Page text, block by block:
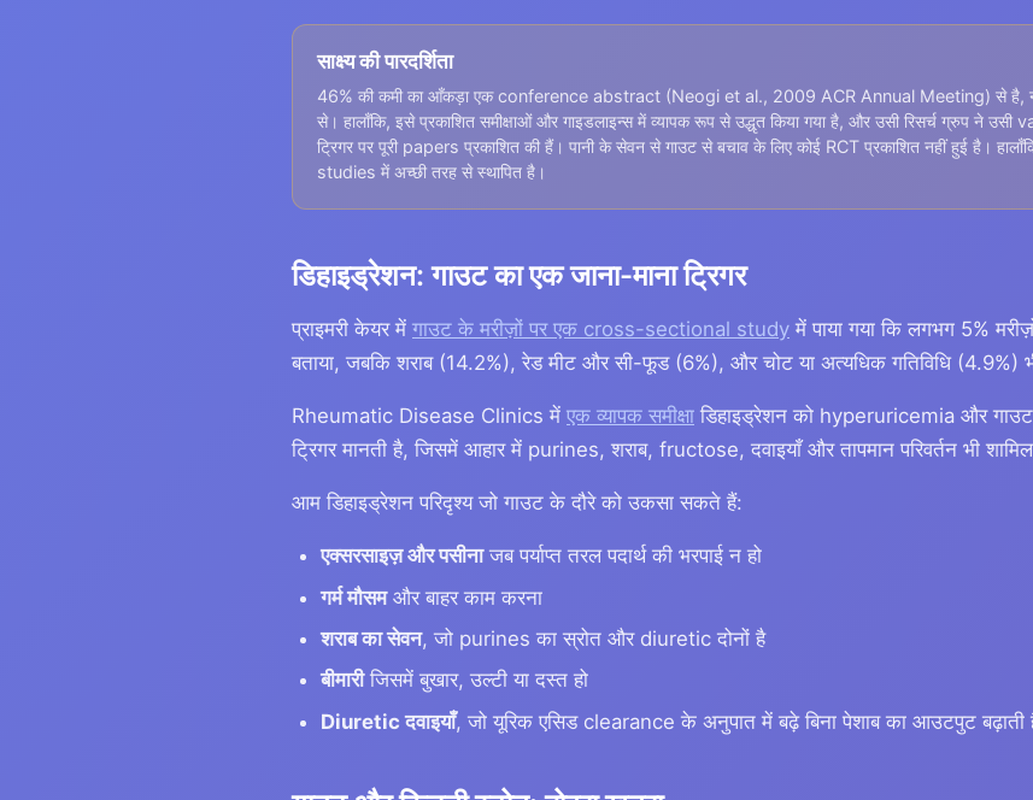
साक्ष्य की पारदर्शिता
46% की कमी का आँकड़ा एक conference abstract (Neogi et al., 2009 ACR Annual Meeting) से है,
से। हालाँकि, इसे प्रकाशित समीक्षाओं और गाइडलाइन्स में व्यापक रूप से उद्धृत किया गया है, और उसी रिसर्च ग्रुप ने
ट्रिगर पर पूरी papers प्रकाशित की हैं। पानी के सेवन से गाउट से बचाव के लिए कोई RCT प्रकाशित नहीं हुई है।
studies में अच्छी तरह से स्थापित है।
डिहाइड्रेशन: गाउट का एक जाना-माना ट्रिगर
प्राइमरी केयर में गाउट के मरीज़ों पर एक cross-sectional study में पाया गया कि लगभग 5%
बताया, जबकि शराब (14.2%), रेड मीट और सी-फूड (6%), और चोट या अत्यधिक गतिविधि (4.9%)
Rheumatic Disease Clinics में एक व्यापक समीक्षा डिहाइड्रेशन को hyperuricemia और गाउट
ट्रिगर मानती है, जिसमें आहार में purines, शराब, fructose, दवाइयाँ और तापमान परिवर्तन भी
आम डिहाइड्रेशन परिदृश्य जो गाउट के दौरे को उकसा सकते हैं:
एक्सरसाइज़ और पसीनाजब पर्याप्त तरल पदार्थ की भरपाई न हो
गर्म मौसमऔर बाहर काम करना
शराब का सेवन, जो purines का स्रोत और diuretic दोनों है
बीमारीजिसमें बुखार, उल्टी या दस्त हो
Diuretic दवाइयाँ, जो यूरिक एसिड clearance के अनुपात में बढ़े बिना पेशाब का आउटपुट बढ़ाती